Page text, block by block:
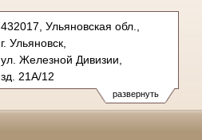
развернуть
432017, Ульяновская обл.,
г. Ульяновск,
ул. Железной Дивизии,
зд. 21А/12
Тел.: (8422)331398
priem@uloblsud.ru